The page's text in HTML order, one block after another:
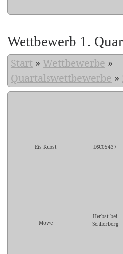
Wettbewerb 1.
Start » Wettbewerbe »
Quartalswettbewerbe »
Eis Kunst DSC05437
Möwe
Herbst bei
Schlierberg